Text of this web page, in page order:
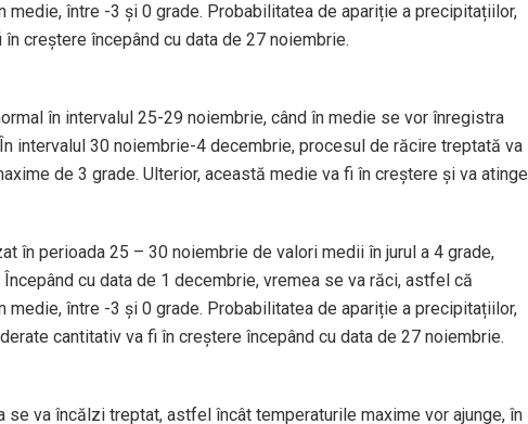
medie, între -3 și 0 grade. Probabilitatea de apariție a precipitațiilor,
creștere începând cu data de 27 noiembrie.
în intervalul 25-29 noiembrie, când în medie se vor înregistra
intervalul 30 noiembrie-4 decembrie, procesul de răcire treptată va
de 3 grade. Ulterior, această medie va fi în creștere și va atinge
în perioada 25 – 30 noiembrie de valori medii în jurul a 4 grade,
cu data de 1 decembrie, vremea se va răci, astfel că
medie, între -3 și 0 grade. Probabilitatea de apariție a precipitațiilor,
cantitativ va fi în creștere începând cu data de 27 noiembrie.
se va încălzi treptat, astfel încât temperaturile maxime vor ajunge, în